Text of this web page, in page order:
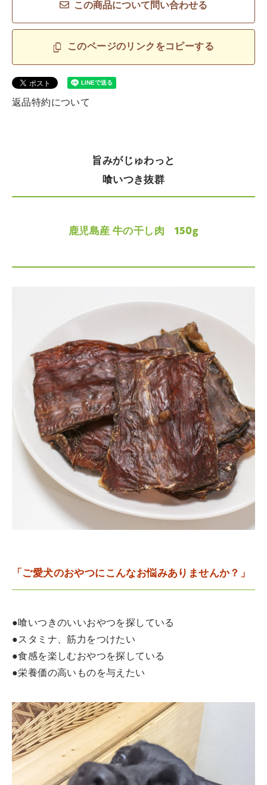
この商品について問い合わせる
このページのリンクをコピーする
返品特約について
旨みがじゅわっと
喰いつき抜群
鹿児島産 牛の干し肉 150g
「ご愛犬のおやつにこんなお悩みありませんか？」
●喰いつきのいいおやつを探している
●スタミナ、筋力をつけたい
●食感を楽しむおやつを探している
●栄養価の高いものを与えたい